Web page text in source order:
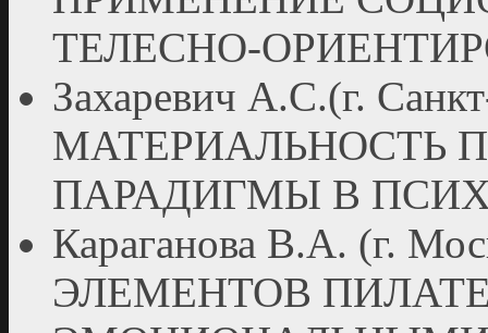
ТЕЛЕСНО-
Захаревич А.С.(г.
МАТЕРИАЛЬНОСТЬ
ПАРАДИГМЫ В
Караганова В.А. (г.
ЭЛЕМЕНТОВ